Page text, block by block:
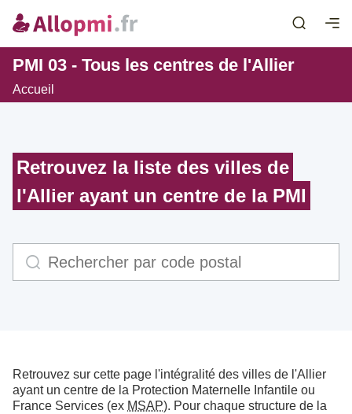
PMI 03 - Tous les centres de l'Allier
Accueil
Retrouvez la liste des villes de
l'Allier ayant un centre de la PMI
Retrouvez sur cette page l'intégralité des villes de l'Allier
ayant un centre de la Protection Maternelle Infantile ou
France Services (ex MSAP). Pour chaque structure de la